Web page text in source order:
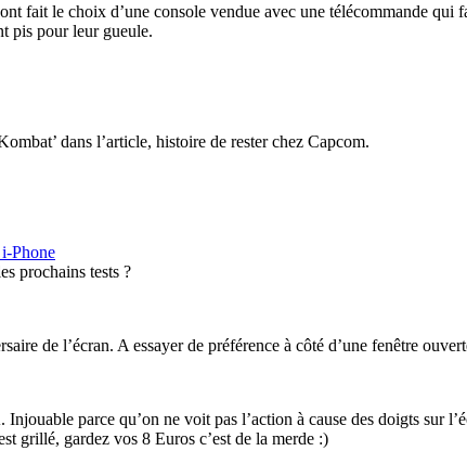
fait le choix d’une console vendue avec une télécommande qui
pis pour leur gueule.
dans l’article, histoire de rester chez Capcom.
Phone
prochains tests ?
de l’écran. A essayer de préférence à côté d’une fenêtre
parce qu’on ne voit pas l’action à cause des doigts sur
grillé, gardez vos 8 Euros c’est de la merde :)